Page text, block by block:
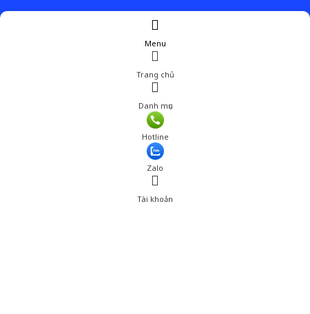
Menu
Trang chủ
Danh mục
Hotline
Zalo
Tài khoản